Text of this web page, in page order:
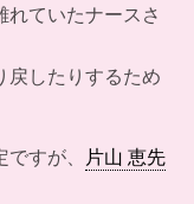
ていたナースさ
戻したりするため
すが、 片山 恵先